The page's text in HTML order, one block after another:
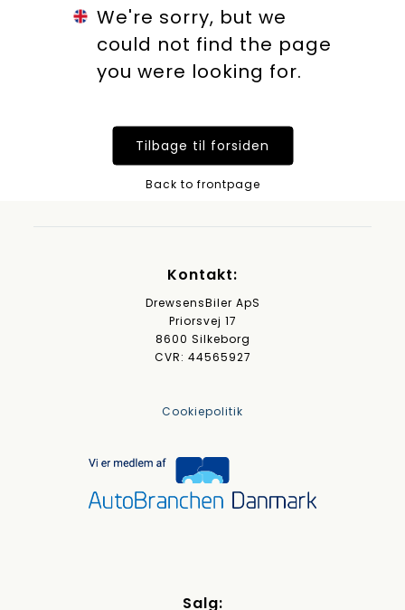
We're sorry, but we
could not find the page
you were looking for.
Tilbage til forsiden
Back to frontpage
Kontakt:
DrewsensBiler ApS
Priorsvej 17
8600 Silkeborg
CVR: 44565927
Cookiepolitik
Salg: